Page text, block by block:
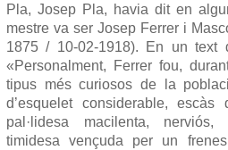
Pla, Josep Pla, havia dit en
mestre va ser Josep Ferrer i
1875 / 10-02-1918). En un text
«Personalment, Ferrer fou,
tipus més curiosos de la
d’esquelet considerable, escàs
pal·lidesa macilenta,
timidesa vençuda per un